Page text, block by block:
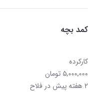
کمد بچه
کارکرده
۵,۰۰۰,۰۰۰ تومان
۲ هفته پیش در فلاح